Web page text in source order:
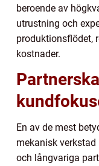
beroende av
utrustning och
produktionsflödet,
kostnader.
En av de mest
mekanisk
och långvariga